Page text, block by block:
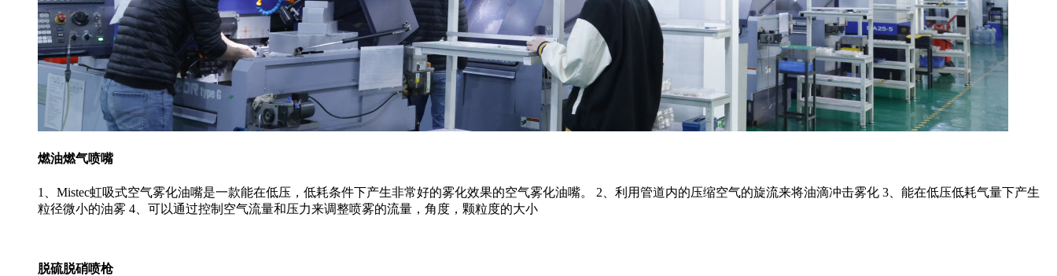
燃油燃气喷嘴
1、Mistec虹吸式空气雾化油嘴是一款能在低压，低耗条件下产生非常好的雾化效果的空气雾化油嘴。 2、利用管道内的压缩空气的旋流来将油滴冲击雾化 3、能在低压低耗气量下产生
粒径微小的油雾 4、可以通过控制空气流量和压力来调整喷雾的流量，角度，颗粒度的大小
脱硫脱硝喷枪